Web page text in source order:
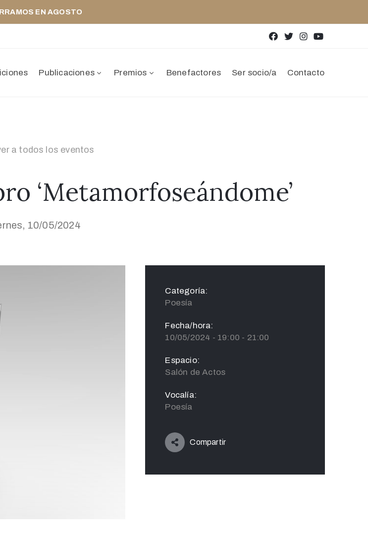
EN AGOSTO
Publicaciones Premios Benefactores Ser socio/a Contacto
a todos los eventos
‘Metamorfoseándome’
10/05/2024
Categoría:
Poesía
Fecha/hora:
10/05/2024 - 19:00 - 21:00
Espacio:
Salón de Actos
Vocalía:
Poesía
Compartir